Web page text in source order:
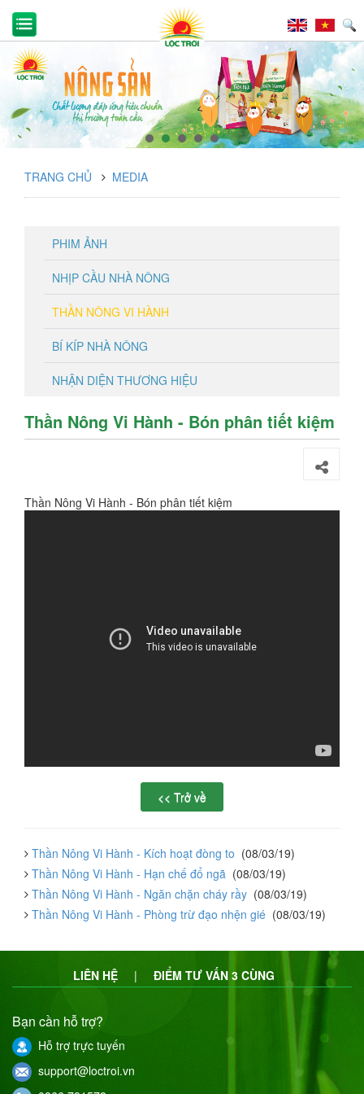
TRANG CHỦ MEDIA
PHIM ẢNH
NHỊP CẦU NHÀ NÔNG
THẦN NÔNG VI HÀNH
BÍ KÍP NHÀ NÔNG
NHẬN DIỆN THƯƠNG HIỆU
Thần Nông Vi Hành - Bón phân tiết kiệm
Thần Nông Vi Hành - Bón phân tiết kiệm
Thần Nông Vi Hành - Kích hoạt đòng to (08/03/19)
Thần Nông Vi Hành - Hạn chế đổ ngã (08/03/19)
Thần Nông Vi Hành - Ngăn chặn cháy rầy (08/03/19)
Thần Nông Vi Hành - Phòng trừ đạo nhện gié (08/03/19)
LIÊN HỆ | ĐIỂM TƯ VẤN 3 CÙNG
Bạn cần hỗ trợ?
Hỗ trợ trực tuyến
support@loctroi.vn